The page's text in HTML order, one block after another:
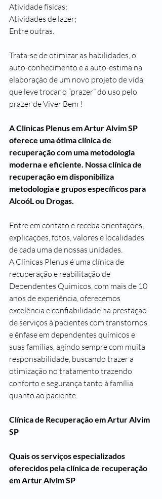
Atividade físicas;
Atividades de lazer;
Entre outras.
Trata-se de otimizar as habilidades, o
auto-conhecimento e a auto-estima na
elaboração de um novo projeto de vida
que leve trocar o “prazer” do uso pelo
prazer de Viver Bem !
A Clinicas Plenus em Artur Alvim SP
oferece uma ótima clínica de
recuperação com uma metodologia
moderna e eficiente. Nossa clínica de
recuperação em disponibiliza
metodologia e grupos específicos para
AlcoóL ou Drogas.
Entre em contato e receba orientações,
explicações, fotos, valores e localidades
de cada uma de nossas unidades.
A Clínicas Plenus é uma clínica de
recuperação e reabilitação de
Dependentes Quimicos, com mais de 10
anos de experiência, oferecemos
excelência e confiabilidade na prestação
de serviços à pacientes com transtornos
e ênfase em dependentes químicos e
suas famílias, agindo sempre com muita
responsabilidade, buscando trazer a
otimização no tratamento trazendo
conforto e segurança tanto à família
quanto ao paciente.
Clínica de Recuperação em Artur Alvim
SP
Quais os serviços especializados
oferecidos pela clínica de recuperação
em Artur Alvim SP